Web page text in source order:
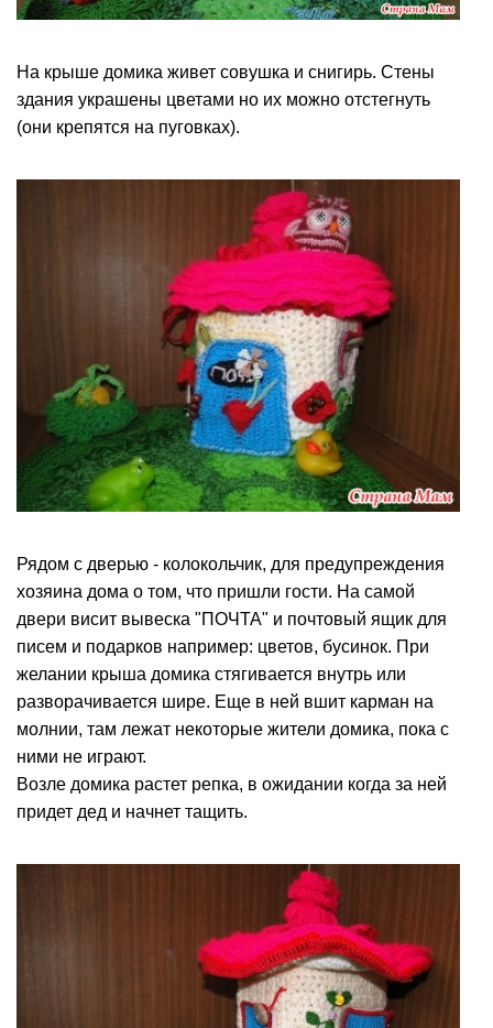
На крыше домика живет совушка и снигирь. Стены
здания украшены цветами но их можно отстегнуть
(они крепятся на пуговках).
Рядом с дверью - колокольчик, для предупреждения
хозяина дома о том, что пришли гости. На самой
двери висит вывеска "ПОЧТА" и почтовый ящик для
писем и подарков например: цветов, бусинок. При
желании крыша домика стягивается внутрь или
разворачивается шире. Еще в ней вшит карман на
молнии, там лежат некоторые жители домика, пока с
ними не играют.
Возле домика растет репка, в ожидании когда за ней
придет дед и начнет тащить.